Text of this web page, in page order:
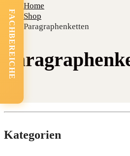
Home
Shop
Paragraphenketten
Kate­go­rien
FACHBEREICHE